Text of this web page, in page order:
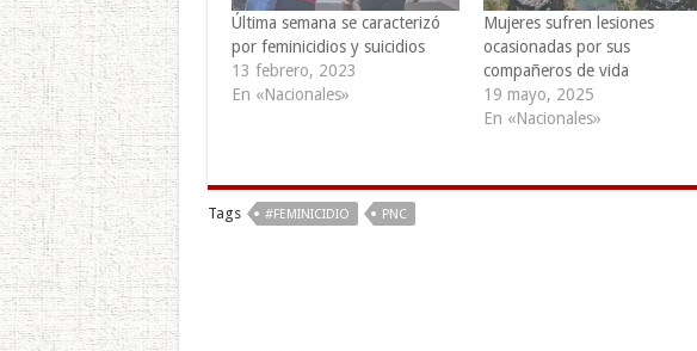
Última semana se caracterizó
por feminicidios y suicidios
13 febrero, 2023
En «Nacionales»
Mujeres sufren lesiones
ocasionadas por sus
compañeros de vida
19 mayo, 2025
En «Nacionales»
Tags #FEMINICIDIO PNC